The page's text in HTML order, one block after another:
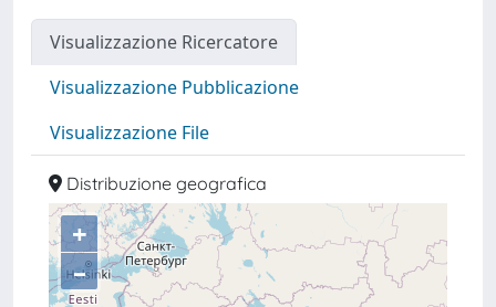
Visualizzazione Ricercatore
Visualizzazione Pubblicazione
Visualizzazione File
Distribuzione geografica
+
–